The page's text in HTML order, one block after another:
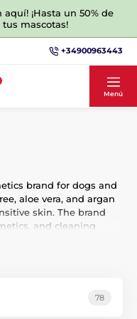
¡Hasta un 50% de
mascotas!
+34900963443
Menú
brand for dogs and
aloe vera, and argan
skin. The brand
and cleaning
specialized
Gentle and
are always strictly
78